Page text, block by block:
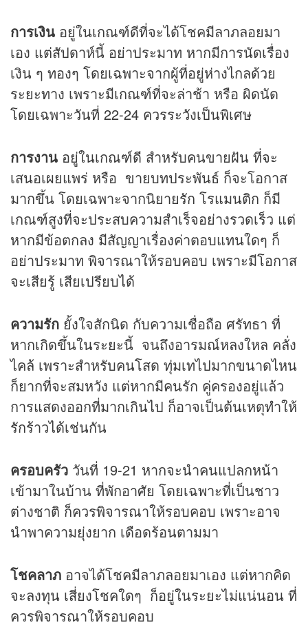
การเงิน อยู่ในเกณฑ์ดีที่จะได้โชคมีลาภลอยมา
เอง แต่สัปดาห์นี้ อย่าประมาท หากมีการนัดเรื่อง
เงิน ๆ ทองๆ โดยเฉพาะจากผู้ที่อยู่ห่างไกลด้วย
ระยะทาง เพราะมีเกณฑ์ที่จะล่าช้า หรือ ผิดนัด
โดยเฉพาะวันที่ 22-24 ควรระวังเป็นพิเศษ
การงาน อยู่ในเกณฑ์ดี สำหรับคนขายฝัน ที่จะ
เสนอเผยแพร่ หรือ ขายบทประพันธ์ ก็จะโอกาส
มากขึ้น โดยเฉพาะจากนิยายรัก โรแมนติก ก็มี
เกณฑ์สูงที่จะประสบความสำเร็จอย่างรวดเร็ว แต่
หากมีข้อตกลง มีสัญญาเรื่องค่าตอบแทนใดๆ ก็
อย่าประมาท พิจารณาให้รอบคอบ เพราะมีโอกาส
จะเสียรู้ เสียเปรียบได้
ความรัก ยั้งใจสักนิด กับความเชื่อถือ ศรัทธา ที่
หากเกิดขึ้นในระยะนี้ จนถึงอารมณ์หลงใหล คลั่ง
ไคล้ เพราะสำหรับคนโสด ทุ่มเทไปมากขนาดไหน
ก็ยากที่จะสมหวัง แต่หากมีคนรัก คู่ครองอยู่แล้ว
การแสดงออกที่มากเกินไป ก็อาจเป็นต้นเหตุทำให้
รักร้าวได้เช่นกัน
ครอบครัว วันที่ 19-21 หากจะนำคนแปลกหน้า
เข้ามาในบ้าน ที่พักอาศัย โดยเฉพาะที่เป็นชาว
ต่างชาติ ก็ควรพิจารณาให้รอบคอบ เพราะอาจ
นำพาความยุ่งยาก เดือดร้อนตามมา
โชคลาภ อาจได้โชคมีลาภลอยมาเอง แต่หากคิด
จะลงทุน เสี่ยงโชคใดๆ ก็อยู่ในระยะไม่แน่นอน ที่
ควรพิจารณาให้รอบคอบ